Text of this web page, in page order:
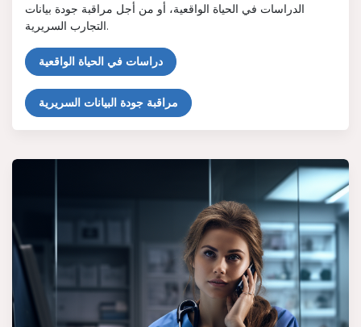
الدراسات في الحياة الواقعية، أو من أجل مراقبة جودة بيانات
التجارب السريرية.
دراسات في الحياة الواقعية
مراقبة جودة البيانات السريرية